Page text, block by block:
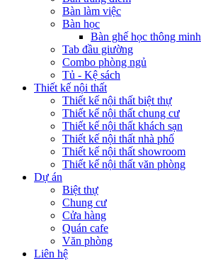
Bàn làm việc
Bàn học
Bàn ghế học thông minh
Tab đầu giường
Combo phòng ngủ
Tủ - Kệ sách
Thiết kế nội thất
Thiết kế nội thất biệt thự
Thiết kế nội thất chung cư
Thiết kế nội thất khách sạn
Thiết kế nội thất nhà phố
Thiết kế nội thất showroom
Thiết kế nội thất văn phòng
Dự án
Biệt thự
Chung cư
Cửa hàng
Quán cafe
Văn phòng
Liên hệ